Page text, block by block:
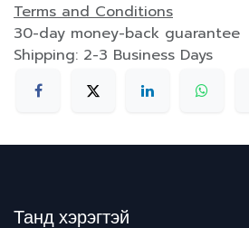
Terms and Conditions
30-day money-back guarantee
Shipping: 2-3 Business Days
Танд хэрэгтэй